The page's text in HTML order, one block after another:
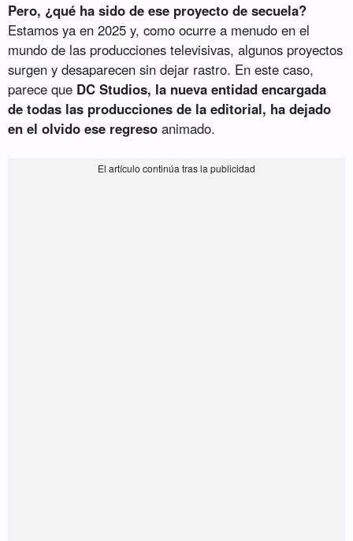
Pero, ¿qué ha sido de ese proyecto de secuela?
Estamos ya en 2025 y, como ocurre a menudo en el
mundo de las producciones televisivas, algunos proyectos
surgen y desaparecen sin dejar rastro. En este caso,
parece que DC Studios, la nueva entidad encargada
de todas las producciones de la editorial, ha dejado
en el olvido ese regreso animado.